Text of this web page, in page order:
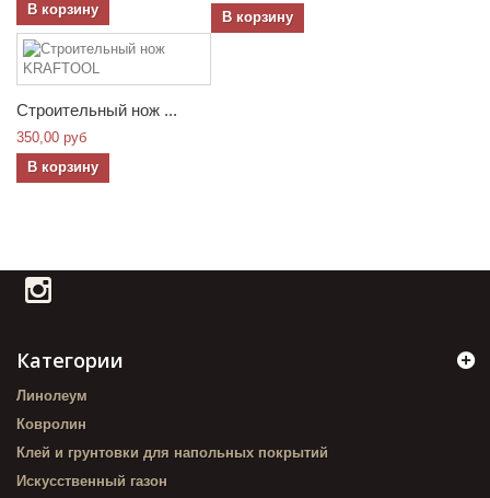
В корзину
В корзину
Строительный нож ...
350,00 руб
В корзину
Категории
Линолеум
Ковролин
Клей и грунтовки для напольных покрытий
Искусственный газон